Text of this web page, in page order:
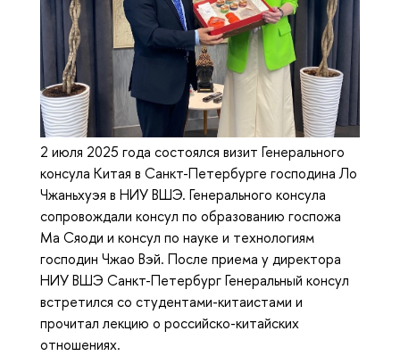
2 июля 2025 года состоялся визит Генерального
консула Китая в Санкт-Петербурге господина Ло
Чжаньхуэя в НИУ ВШЭ. Генерального консула
сопровождали консул по образованию госпожа
Ма Сяоди и консул по науке и технологиям
господин Чжао Вэй. После приема у директора
НИУ ВШЭ Санкт-Петербург Генеральный консул
встретился со студентами-китаистами и
прочитал лекцию о российско-китайских
отношениях.